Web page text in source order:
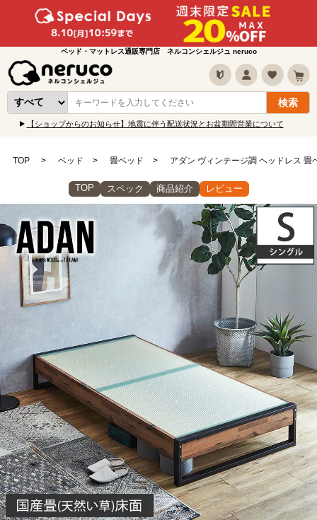
ベッド・マットレス通販専門店 ネルコンシェルジュ neruco
【ショップからのお知らせ】地震に伴う配送状況とお盆期間営業について
TOP ベッド 畳ベッド アダン ヴィンテージ調 ヘッドレス 畳
TOP スペック 商品紹介 レビュー